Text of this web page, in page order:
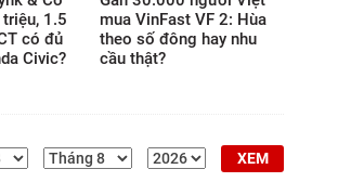
giới vật chất.
1.5
có đủ
Civic?
mua VinFast VF 2: Hùa
theo số đông hay nhu
cầu thật?
XEM